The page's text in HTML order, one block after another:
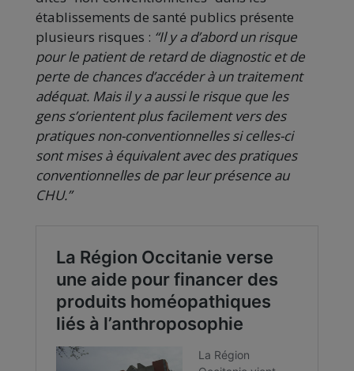
établissements de santé publics présente
plusieurs risques : “Il y a d’abord un risque
pour le patient de retard de diagnostic et de
perte de chances d’accéder à un traitement
adéquat. Mais il y a aussi le risque que les
gens s’orientent plus facilement vers des
pratiques non-conventionnelles si celles-ci
sont mises à équivalent avec des pratiques
conventionnelles de par leur présence au
CHU.”